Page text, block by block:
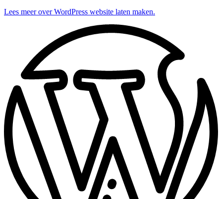
Lees meer over WordPress website laten maken.